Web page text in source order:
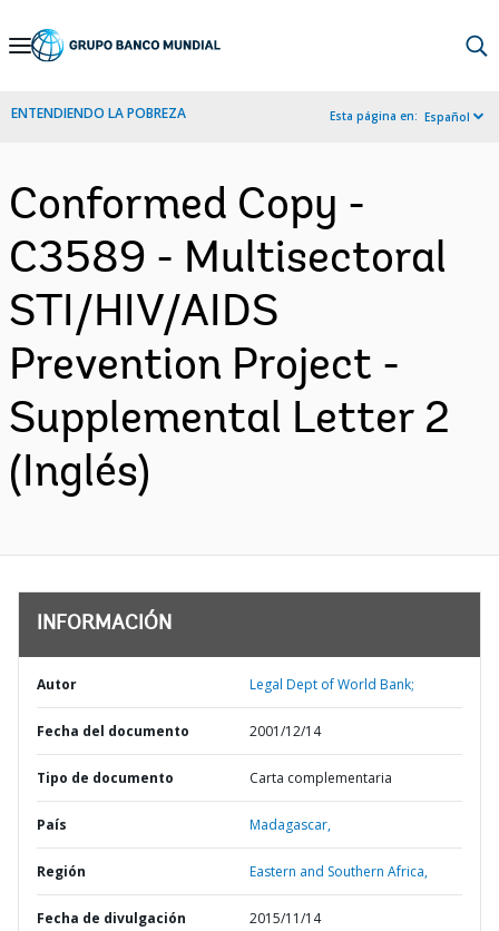
Skip
Navigation
ENTENDIENDO LA POBREZA Esta página en: Español
Conformed Copy -
C3589 - Multisectoral
STI/HIV/AIDS
Prevention Project -
Supplemental Letter 2
(Inglés)
INFORMACIÓN
Autor Legal Dept of World Bank;
Fecha del documento 2001/12/14
Tipo de documento Carta complementaria
País Madagascar,
Región Eastern and Southern Africa,
Fecha de divulgación 2015/11/14